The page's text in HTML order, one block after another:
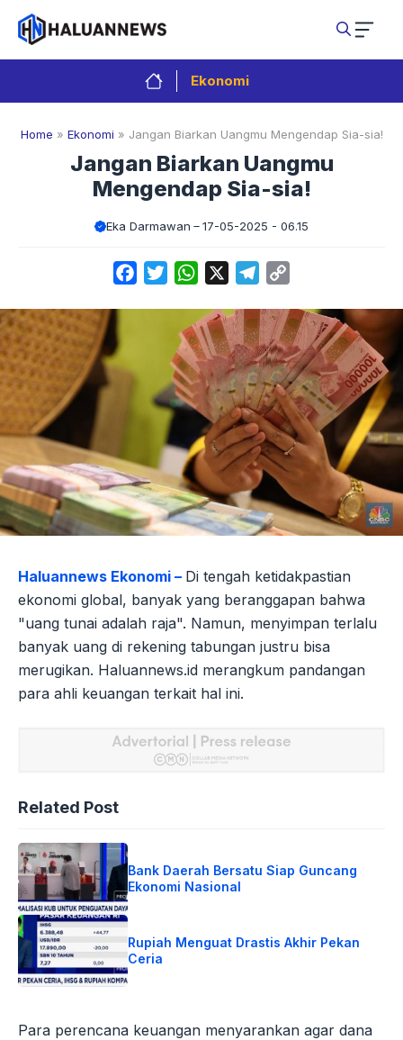
Langsung
isi
Ekonomi
Home » Ekonomi » Jangan Biarkan Uangmu Mengendap Sia-sia!
Jangan Biarkan Uangmu
Mengendap Sia-sia!
Eka Darmawan 17-05-2025 - 06.15
FacebookTwitterWhatsApp Telegram
Haluannews Ekonomi – Di tengah ketidakpastian
ekonomi global, banyak yang beranggapan bahwa
"uang tunai adalah raja". Namun, menyimpan terlalu
banyak uang di rekening tabungan justru bisa
merugikan. Haluannews.id merangkum pandangan
para ahli keuangan terkait hal ini.
Related Post
Bank Daerah Bersatu Siap Guncang
Ekonomi Nasional
Rupiah Menguat Drastis Akhir Pekan
Ceria
Para perencana keuangan menyarankan agar dana